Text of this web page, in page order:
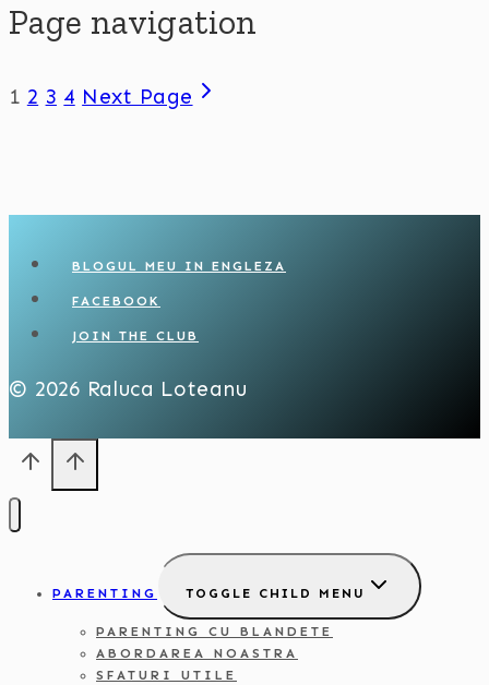
Page navigation
1 2 3 4 Next Page
BLOGUL MEU IN ENGLEZA
FACEBOOK
JOIN THE CLUB
© 2026 Raluca Loteanu
PARENTING TOGGLE CHILD MENU
PARENTING CU BLANDETE
ABORDAREA NOASTRA
SFATURI UTILE